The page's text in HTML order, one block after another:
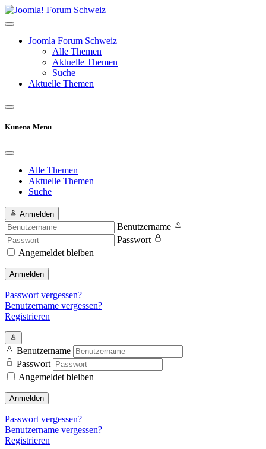
Joomla Forum Schweiz
Alle Themen
Aktuelle Themen
Suche
Aktuelle Themen
Kunena Menu
Alle Themen
Aktuelle Themen
Suche
Anmelden
Benutzername
Passwort
Angemeldet bleiben
Anmelden
Passwort vergessen?
Benutzername vergessen?
Registrieren
Benutzername
Passwort
Angemeldet bleiben
Anmelden
Passwort vergessen?
Benutzername vergessen?
Registrieren